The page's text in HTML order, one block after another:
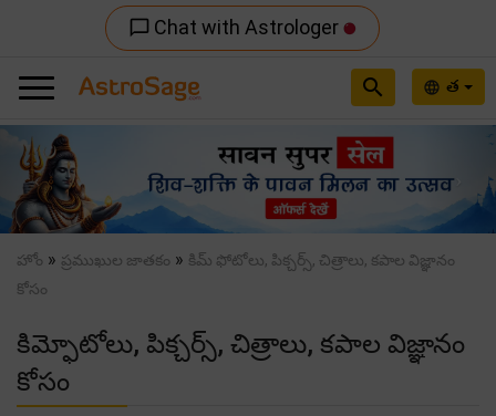
chat_bubble_outline Chat with Astrologer
language త
search
Previous
హోం » ప్రముఖుల జాతకం » కిమ్ ఫోటోలు, పిక్చర్స్, చిత్రాలు, కపాల విజ్ఞానం
కోసం
కిమ్ఫోటోలు, పిక్చర్స్, చిత్రాలు, కపాల విజ్ఞానం
కోసం